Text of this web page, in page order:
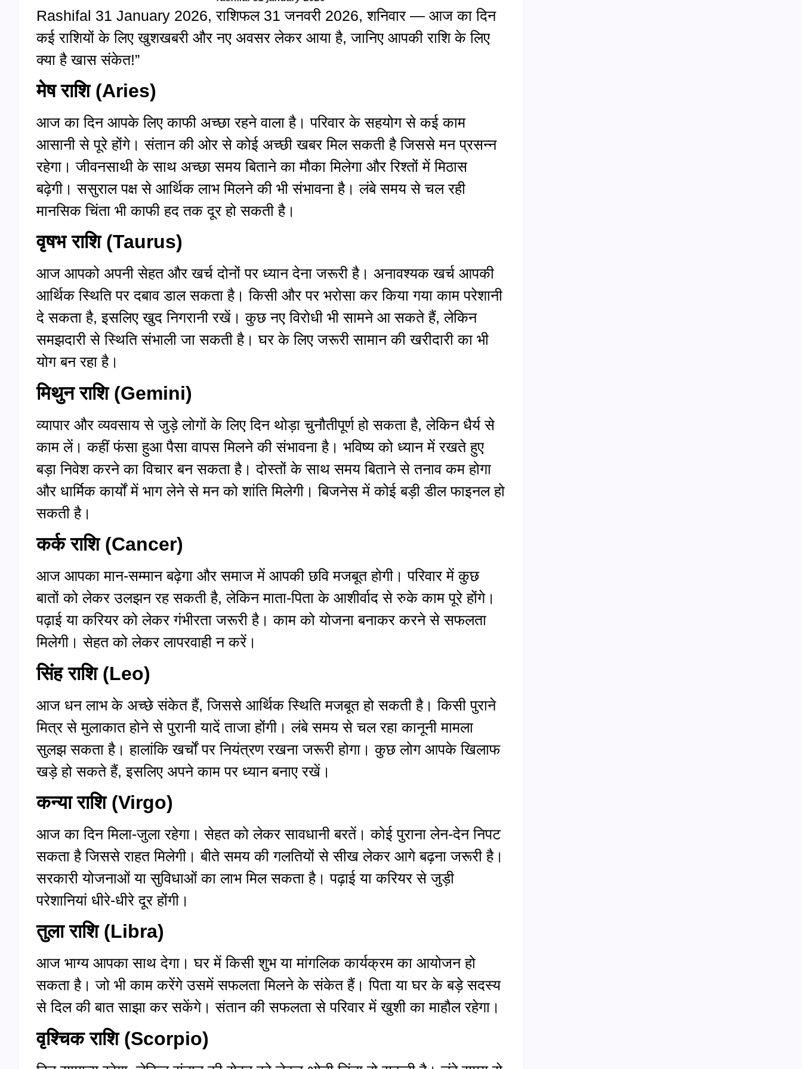
Rashifal 31 January 2026, राशिफल 31 जनवरी 2026, शनिवार — आज का दिन
कई राशियों के लिए खुशखबरी और नए अवसर लेकर आया है, जानिए आपकी राशि के लिए
क्या है खास संकेत!”
मेष राशि (Aries)
आज का दिन आपके लिए काफी अच्छा रहने वाला है। परिवार के सहयोग से कई काम
आसानी से पूरे होंगे। संतान की ओर से कोई अच्छी खबर मिल सकती है जिससे मन प्रसन्न
रहेगा। जीवनसाथी के साथ अच्छा समय बिताने का मौका मिलेगा और रिश्तों में मिठास
बढ़ेगी। ससुराल पक्ष से आर्थिक लाभ मिलने की भी संभावना है। लंबे समय से चल रही
मानसिक चिंता भी काफी हद तक दूर हो सकती है।
वृषभ राशि (Taurus)
आज आपको अपनी सेहत और खर्च दोनों पर ध्यान देना जरूरी है। अनावश्यक खर्च आपकी
आर्थिक स्थिति पर दबाव डाल सकता है। किसी और पर भरोसा कर किया गया काम परेशानी
दे सकता है, इसलिए खुद निगरानी रखें। कुछ नए विरोधी भी सामने आ सकते हैं, लेकिन
समझदारी से स्थिति संभाली जा सकती है। घर के लिए जरूरी सामान की खरीदारी का भी
योग बन रहा है।
मिथुन राशि (Gemini)
व्यापार और व्यवसाय से जुड़े लोगों के लिए दिन थोड़ा चुनौतीपूर्ण हो सकता है, लेकिन धैर्य से
काम लें। कहीं फंसा हुआ पैसा वापस मिलने की संभावना है। भविष्य को ध्यान में रखते हुए
बड़ा निवेश करने का विचार बन सकता है। दोस्तों के साथ समय बिताने से तनाव कम होगा
और धार्मिक कार्यों में भाग लेने से मन को शांति मिलेगी। बिजनेस में कोई बड़ी डील फाइनल हो
सकती है।
कर्क राशि (Cancer)
आज आपका मान-सम्मान बढ़ेगा और समाज में आपकी छवि मजबूत होगी। परिवार में कुछ
बातों को लेकर उलझन रह सकती है, लेकिन माता-पिता के आशीर्वाद से रुके काम पूरे होंगे।
पढ़ाई या करियर को लेकर गंभीरता जरूरी है। काम को योजना बनाकर करने से सफलता
मिलेगी। सेहत को लेकर लापरवाही न करें।
सिंह राशि (Leo)
आज धन लाभ के अच्छे संकेत हैं, जिससे आर्थिक स्थिति मजबूत हो सकती है। किसी पुराने
मित्र से मुलाकात होने से पुरानी यादें ताजा होंगी। लंबे समय से चल रहा कानूनी मामला
सुलझ सकता है। हालांकि खर्चों पर नियंत्रण रखना जरूरी होगा। कुछ लोग आपके खिलाफ
खड़े हो सकते हैं, इसलिए अपने काम पर ध्यान बनाए रखें।
कन्या राशि (Virgo)
आज का दिन मिला-जुला रहेगा। सेहत को लेकर सावधानी बरतें। कोई पुराना लेन-देन निपट
सकता है जिससे राहत मिलेगी। बीते समय की गलतियों से सीख लेकर आगे बढ़ना जरूरी है।
सरकारी योजनाओं या सुविधाओं का लाभ मिल सकता है। पढ़ाई या करियर से जुड़ी
परेशानियां धीरे-धीरे दूर होंगी।
तुला राशि (Libra)
आज भाग्य आपका साथ देगा। घर में किसी शुभ या मांगलिक कार्यक्रम का आयोजन हो
सकता है। जो भी काम करेंगे उसमें सफलता मिलने के संकेत हैं। पिता या घर के बड़े सदस्य
से दिल की बात साझा कर सकेंगे। संतान की सफलता से परिवार में खुशी का माहौल रहेगा।
वृश्चिक राशि (Scorpio)